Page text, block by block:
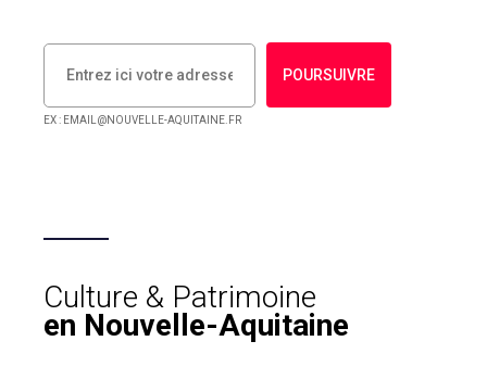
POURSUIVRE
EX : EMAIL@NOUVELLE-AQUITAINE.FR
Culture & Patrimoine
en Nouvelle-Aquitaine